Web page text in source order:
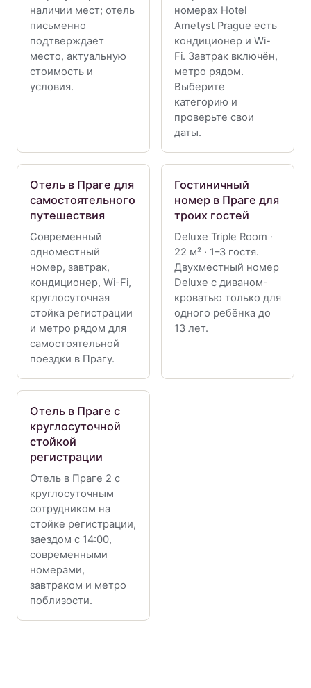
наличии мест; отель
письменно
подтверждает
место, актуальную
стоимость и
условия.
номерах Hotel
Ametyst Prague есть
кондиционер и Wi-
Fi. Завтрак включён,
метро рядом.
Выберите
категорию и
проверьте свои
даты.
Отель в Праге для
самостоятельного
путешествия
Современный
одноместный
номер, завтрак,
кондиционер, Wi-Fi,
круглосуточная
стойка регистрации
и метро рядом для
самостоятельной
поездки в Прагу.
Гостиничный
номер в Праге для
троих гостей
Deluxe Triple Room ·
22 м² · 1–3 гостя.
Двухместный номер
Deluxe с диваном-
кроватью только для
одного ребёнка до
13 лет.
Отель в Праге с
круглосуточной
стойкой
регистрации
Отель в Праге 2 с
круглосуточным
сотрудником на
стойке регистрации,
заездом с 14:00,
современными
номерами,
завтраком и метро
поблизости.